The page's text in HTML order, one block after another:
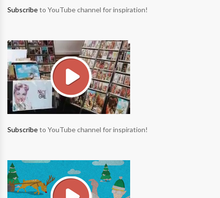
Subscribeto YouTube channel for inspiration!
Subscribeto YouTube channel for inspiration!